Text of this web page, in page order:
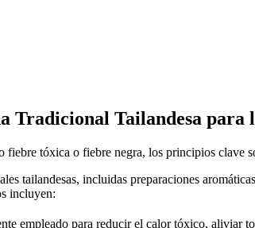
Tradicional Tailandesa para
fiebre tóxica o fiebre negra, los principios clave
tailandesas, incluidas preparaciones
incluyen:
empleado para reducir el calor tóxico, aliviar